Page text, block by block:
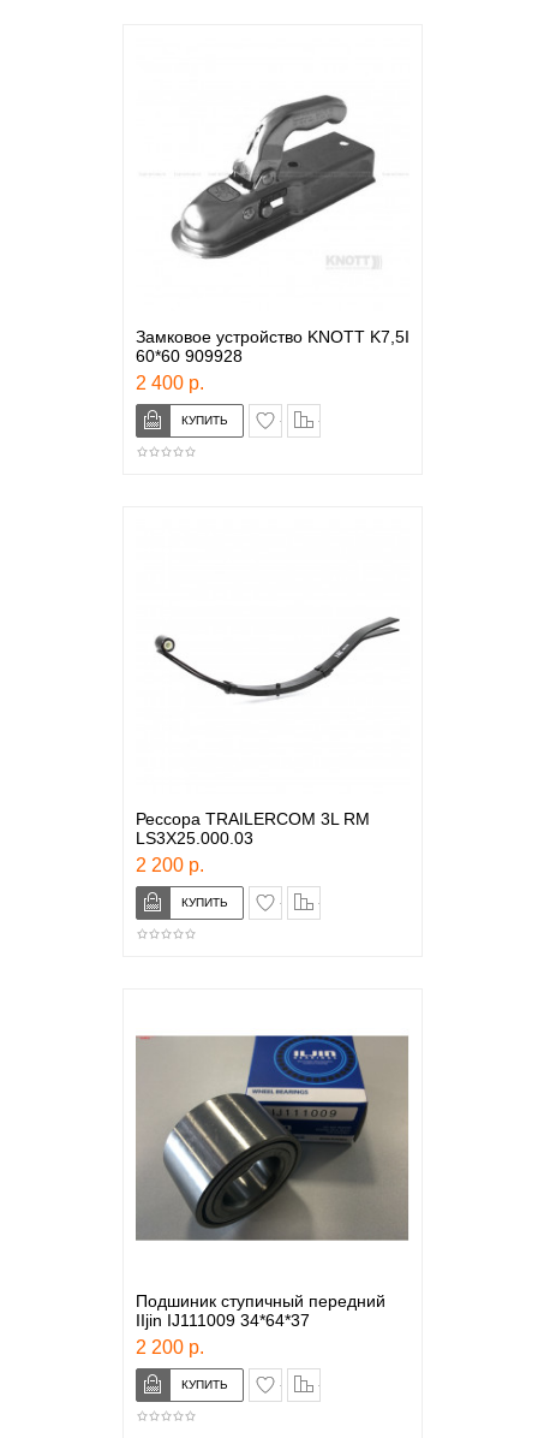
Замковое устройство KNOTT K7,5I
60*60 909928
2 400 р.
в закладки
Рессора TRAILERCOM 3L RM
LS3X25.000.03
2 200 р.
в закладки
Подшиник ступичный передний
IIjin IJ111009 34*64*37
2 200 р.
в закладки